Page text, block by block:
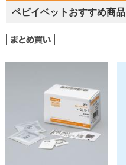
ペピイベットおすすめ商品